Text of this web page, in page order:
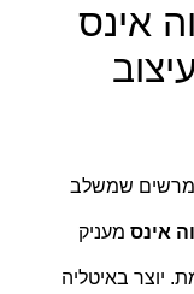
שמשלב
מעניק